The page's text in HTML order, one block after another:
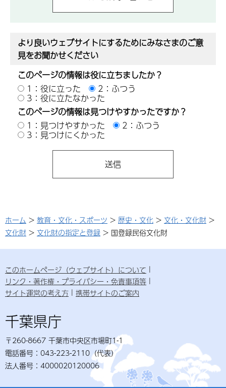
より良いウェブサイトにするためにみなさまのご意
見をお聞かせください
このページの情報は役に立ちましたか？
1：役に立った
2：ふつう
3：役に立たなかった
このページの情報は見つけやすかったですか？
1：見つけやすかった
2：ふつう
3：見つけにくかった
ホーム > 教育・文化・スポーツ > 歴史・文化 > 文化・文化財 >
文化財 > 文化財の指定と登録 > 国登録民俗文化財
このホームページ（ウェブサイト）について
リンク・著作権・プライバシー・免責事項等
サイト運営の考え方
携帯サイトのご案内
千葉県庁
〒260-8667 千葉市中央区市場町1-1
電話番号：043-223-2110（代表）
法人番号：4000020120006